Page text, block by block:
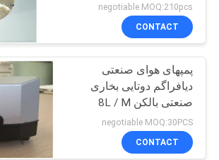
پمپ هوا
الکترومغناطیسی
21
negotiable MOQ:210pcs
CONTACT
پمپهای هوای صنعتی
دیافراگم دوتایی بخاری
صنعتی بالکن 8L / M
18KPA
negotiable MOQ:30PCS
CONTACT